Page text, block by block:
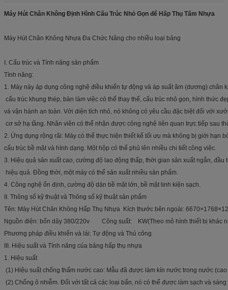
Máy Hút Chân Không Định Hình Cấu Trúc Nhỏ Gọn để Hấp Thụ Tấm Nhựa
Máy Hút Chân Không Nhựa Đa Chức Năng cho nhiều loại bảng
I. Cấu trúc và Tính năng sản phẩm
Tính năng:
1. Máy này áp dụng công nghệ điều khiển tự động và áp suất âm (dương) chân
cấu trúc khung thép, bàn làm việc có thể thay thế, cấu trúc nhỏ gọn, hình thức
và vận hành an toàn. Với diện tích nhỏ, nó không có yêu cầu đặc biệt đối với
cơ sở hạ tầng. Nhân viên có thể nhận được công nghệ liên quan trực tiếp
2. Ứng dụng rộng rãi: Máy có thể thực hiện thiết kế tối ưu mà không bị giới hạn
cấu trúc bề mặt và hình dạng. Một hộp có thể phủ lên nhiều chi tiết công việc.
3. Hiệu quả sản xuất cao, cường độ lao động thấp, thời gian sản xuất ngắn, đầu
hiệu quả. Đồng thời, một máy có thể sản xuất nhiều sản phẩm.
4. Công nghệ ổn định, cường độ dán bề mặt lớn, bề mặt linh kiện sạch.
II. Thông số kỹ thuật và Thông số kỹ thuật sản phẩm
Tên: Máy Hút Chân Không Hấp Thụ Nhựa Kích thước bên ngoài:
Nguồn điện: bốn dây 380/220v Công suất: KW(Theo mô hình thiết bị khác
Phương pháp điều khiển và lái: Tự động và Thủ công
III. Hiệu suất và Tính năng của bảng hấp thụ nhựa
1. Hiệu suất
(1) Hiệu suất chống thấm nước cao: Mẫu đã được làm kín nước trong nước
(2) Chống ô nhiễm. Đối với tất cả các loại bẩn, nó có thể được làm sạch và